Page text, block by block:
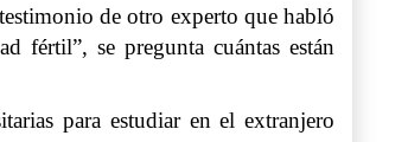
de otro experto que habló
fértil”, se pregunta cuántas están
para estudiar en el extranjero